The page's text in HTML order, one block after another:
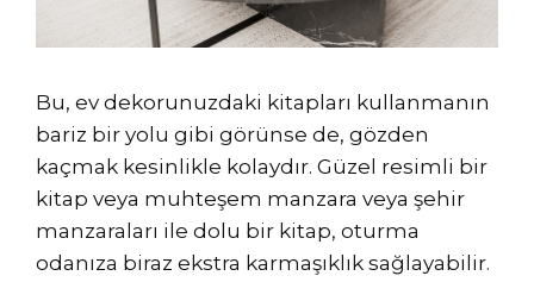
Bu, ev dekorunuzdaki kitapları kullanmanın
bariz bir yolu gibi görünse de, gözden
kaçmak kesinlikle kolaydır. Güzel resimli bir
kitap veya muhteşem manzara veya şehir
manzaraları ile dolu bir kitap, oturma
odanıza biraz ekstra karmaşıklık sağlayabilir.